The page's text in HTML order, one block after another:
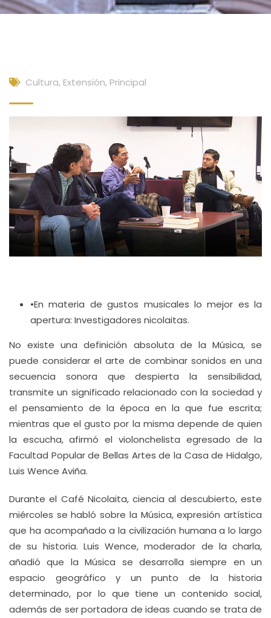
Cultura, Extensión, Principal
•En materia de gustos musicales lo mejor es la
apertura: Investigadores nicolaitas.
No existe una definición absoluta de la Música, se
puede considerar el arte de combinar sonidos en una
secuencia sonora que despierta la sensibilidad,
transmite un significado relacionado con la sociedad y
el pensamiento de la época en la que fue escrita;
mientras que el gusto por la misma depende de quien
la escucha, afirmó el violonchelista egresado de la
Facultad Popular de Bellas Artes de la Casa de Hidalgo,
Luis Wence Aviña.
Durante el Café Nicolaita, ciencia al descubierto, este
miércoles se habló sobre la Música, expresión artística
que ha acompañado a la civilización humana a lo largo
de su historia. Luis Wence, moderador de la charla,
añadió que la Música se desarrolla siempre en un
espacio geográfico y un punto de la historia
determinado, por lo que tiene un contenido social,
además de ser portadora de ideas cuando se trata de